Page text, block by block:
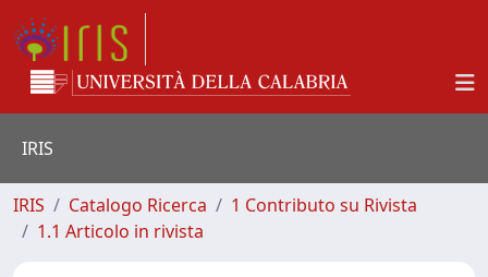
IRIS
IRIS Catalogo Ricerca
1 Contributo su Rivista
1.1 Articolo in rivista